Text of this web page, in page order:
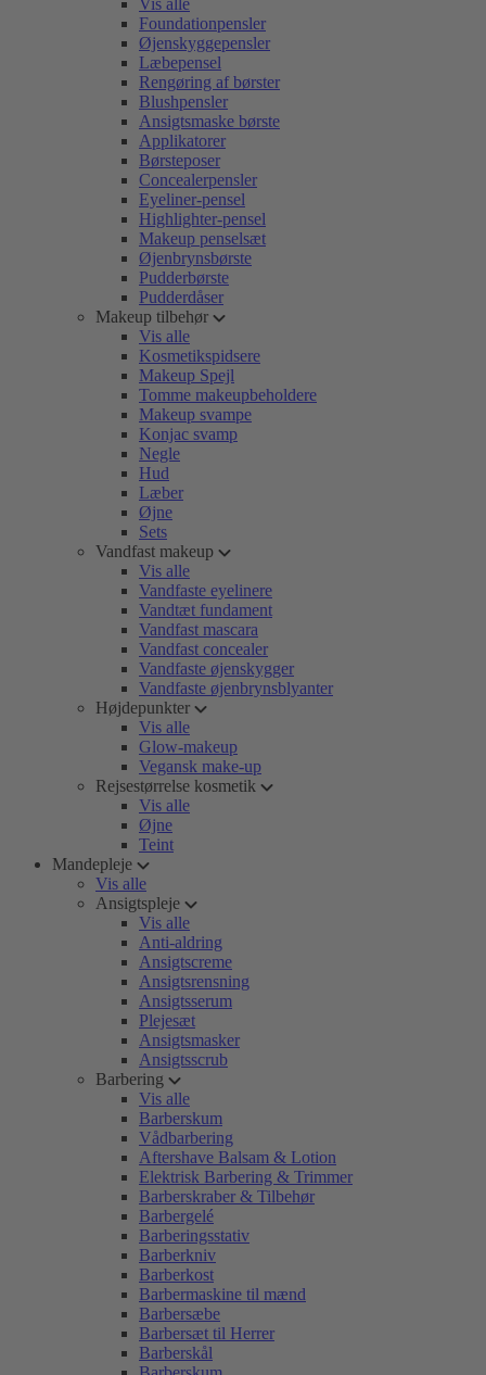
Vis alle
Foundationpensler
Øjenskyggepensler
Læbepensel
Rengøring af børster
Blushpensler
Ansigtsmaske børste
Applikatorer
Børsteposer
Concealerpensler
Eyeliner-pensel
Highlighter-pensel
Makeup penselsæt
Øjenbrynsbørste
Pudderbørste
Pudderdåser
Makeup tilbehør
Vis alle
Kosmetikspidsere
Makeup Spejl
Tomme makeupbeholdere
Makeup svampe
Konjac svamp
Negle
Hud
Læber
Øjne
Sets
Vandfast makeup
Vis alle
Vandfaste eyelinere
Vandtæt fundament
Vandfast mascara
Vandfast concealer
Vandfaste øjenskygger
Vandfaste øjenbrynsblyanter
Højdepunkter
Vis alle
Glow-makeup
Vegansk make-up
Rejsestørrelse kosmetik
Vis alle
Øjne
Teint
Mandepleje
Vis alle
Ansigtspleje
Vis alle
Anti-aldring
Ansigtscreme
Ansigtsrensning
Ansigtsserum
Plejesæt
Ansigtsmasker
Ansigtsscrub
Barbering
Vis alle
Barberskum
Vådbarbering
Aftershave Balsam & Lotion
Elektrisk Barbering & Trimmer
Barberskraber & Tilbehør
Barbergelé
Barberingsstativ
Barberkniv
Barberkost
Barbermaskine til mænd
Barbersæbe
Barbersæt til Herrer
Barberskål